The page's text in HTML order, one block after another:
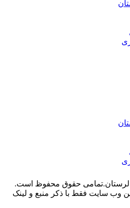
وب سایت فقط با ذکر منبع و لینک